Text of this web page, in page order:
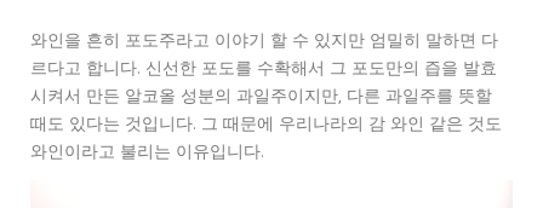
와인을 흔히 포도주라고 이야기 할 수 있지만 엄밀히 말하면 다
르다고 합니다. 신선한 포도를 수확해서 그 포도만의 즙을 발효
시켜서 만든 알코올 성분의 과일주이지만, 다른 과일주를 뜻할
때도 있다는 것입니다. 그 때문에 우리나라의 감 와인 같은 것도
와인이라고 불리는 이유입니다.